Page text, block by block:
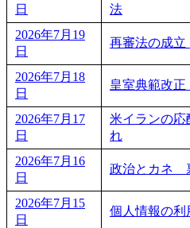
日
法
2026年7月19
日
再審法の成
2026年7月18
日
皇室典範改
2026年7月17
日
米イランの
れ
2026年7月16
日
政治とカネ
2026年7月15
日
個人情報の